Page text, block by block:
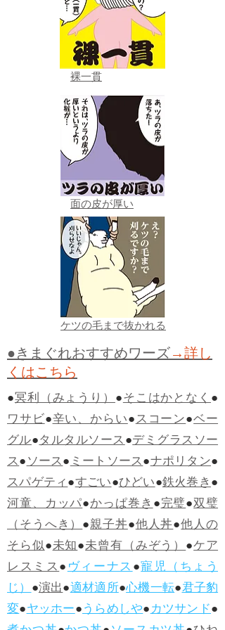
裸一貫
面の皮が厚い
ケツの毛まで抜かれる
●きまぐれおすすめワーズ→詳し
くはこちら
●冥利（みょうり）●そこはかとなく●
ワサビ●辛い、からい●スコーン●ベー
グル●タルタルソース●デミグラスソー
ス●ソース●ミートソース●ナポリタン●
スパゲティ●すごい●ひどい●鉄火巻き●
河童、カッパ●かっぱ巻き●完璧●双璧
（そうへき）●親子丼●他人丼●他人の
そら似●未知●未曾有（みぞう）●ケア
レスミス●ヴィーナス●寵児（ちょう
じ）●演出●適材適所●心機一転●君子豹
変●ヤッホー●うらめしや●カツサンド●